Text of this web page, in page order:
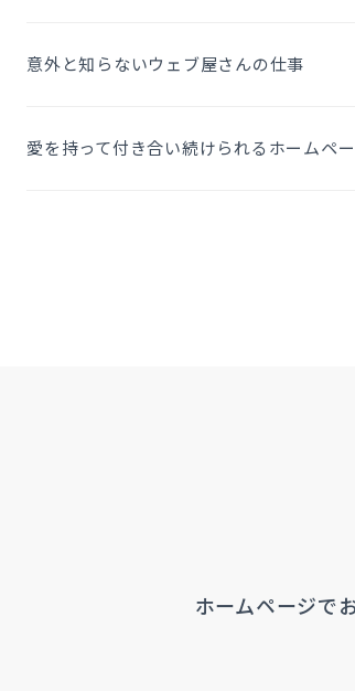
意外と知らないウェブ屋さんの仕事
愛を持って付き合い続けられるホームペ
ホームページで